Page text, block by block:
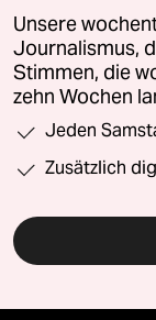
Unsere
Journalismus,
Stimmen, die
zehn Wochen
Jeden
Zusätzlich